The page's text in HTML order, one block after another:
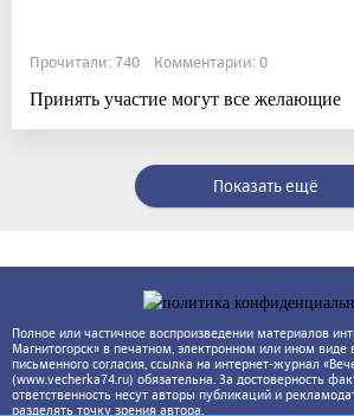
Прочитали: 740 Комментарии: 0
Принять участие могут все желающие
Показать ещё
Полное или частичное воспроизведении материалов
Магнитогорск» в печатном, электронном или ином
письменного согласия, ссылка на интернет-журнал
(www.vecherka74.ru) обязательна. За достоверность
ответственность несут авторы публикаций и
разделять точку зрения автора.